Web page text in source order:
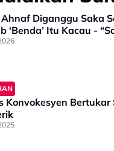
Diganggu Saka
‘Benda’ Itu Kacau -
Konvokesyen